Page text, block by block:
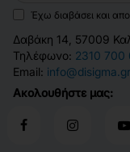
Έχω διαβάσει και
Δαβάκη 14, 57009
Τηλέφωνο: 2310 700
Email: info@disigma.gr
Ακολουθήστε μας: